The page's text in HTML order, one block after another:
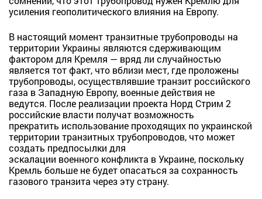
усиления геополитического влияния на Европу.
В настоящий момент транзитные трубопроводы на
территории Украины являются сдерживающим
фактором для Кремля — вряд ли случайностью
является тот факт, что вблизи мест, где проложены
трубопроводы, осуществлявшие транзит российского
газа в Западную Европу, военные действия не
ведутся. После реализации проекта Норд Стрим 2
российские власти получат возможность
прекратить использование проходящих по украинской
территории транзитных трубопроводов, что может
создать предпосылки для
эскалации военного конфликта в Украине, поскольку
Кремль больше не будет опасаться за сохранность
газового транзита через эту страну.